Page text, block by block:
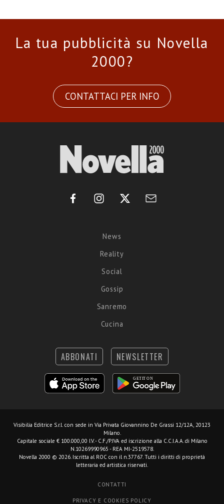
La tua pubblicità su Novella
2000?
CONTATTACI PER INFO
News
Reality
Social
Gossip
Sanremo
Cucina
ABBONATI NEWSLETTER
Visibilia Editrice S.r.l. con sede in Via Privata Giovannino De Grassi 12/12A, 20123
Milano.
Capitale sociale € 100.000,00 I.V. - C.F./P.IVA ed iscrizione alla C.C.I.A.A. di Milano
N.10269990965 - REA MI-2519578.
Novella 2000 © 2026. Iscritta al ROC con il n.37767. Tutti i diritti di proprietà
letteraria ed artistica riservati.
CONTATTI
PRIVACY E COOKIES POLICY